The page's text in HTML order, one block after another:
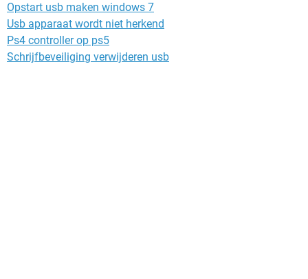
Opstart usb maken windows 7
Usb apparaat wordt niet herkend
Ps4 controller op ps5
Schrijfbeveiliging verwijderen usb